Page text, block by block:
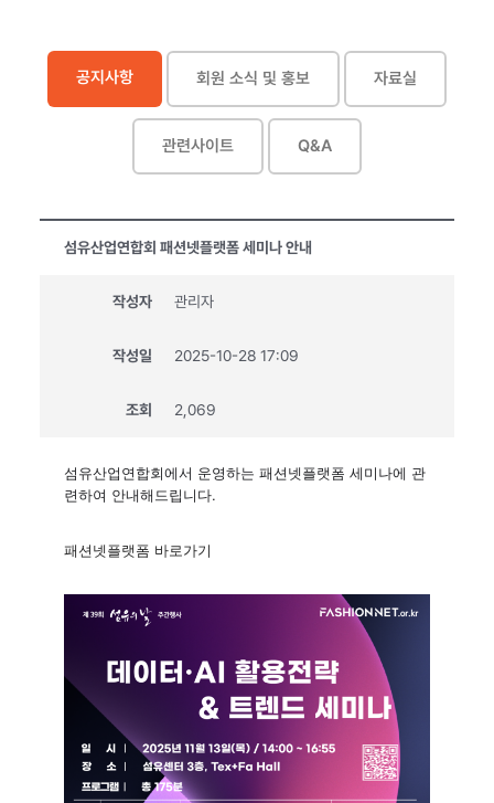
공지사항 회원 소식 및 홍보 자료실
관련사이트 Q&A
섬유산업연합회 패션넷플랫폼 세미나 안내
작성자 관리자
작성일 2025-10-28 17:09
조회 2,069
섬유산업연합회에서 운영하는 패션넷플랫폼 세미나에 관
련하여 안내해드립니다.
패션넷플랫폼 바로가기